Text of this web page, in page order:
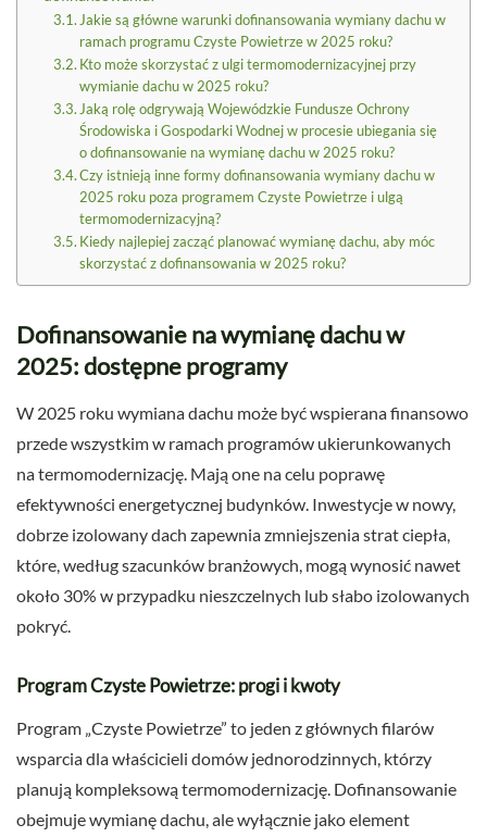
Jakie są główne warunki dofinansowania wymiany dachu w
ramach programu Czyste Powietrze w 2025 roku?
Kto może skorzystać z ulgi termomodernizacyjnej przy
wymianie dachu w 2025 roku?
Jaką rolę odgrywają Wojewódzkie Fundusze Ochrony
Środowiska i Gospodarki Wodnej w procesie ubiegania się
o dofinansowanie na wymianę dachu w 2025 roku?
Czy istnieją inne formy dofinansowania wymiany dachu w
2025 roku poza programem Czyste Powietrze i ulgą
termomodernizacyjną?
Kiedy najlepiej zacząć planować wymianę dachu, aby móc
skorzystać z dofinansowania w 2025 roku?
Dofinansowanie na wymianę dachu w
2025: dostępne programy
W 2025 roku wymiana dachu może być wspierana finansowo
przede wszystkim w ramach programów ukierunkowanych
na termomodernizację. Mają one na celu poprawę
efektywności energetycznej budynków. Inwestycje w nowy,
dobrze izolowany dach zapewnia zmniejszenia strat ciepła,
które, według szacunków branżowych, mogą wynosić nawet
około 30% w przypadku nieszczelnych lub słabo izolowanych
pokryć.
Program Czyste Powietrze: progi i kwoty
Program „Czyste Powietrze” to jeden z głównych filarów
wsparcia dla właścicieli domów jednorodzinnych, którzy
planują kompleksową termomodernizację. Dofinansowanie
obejmuje wymianę dachu, ale wyłącznie jako element